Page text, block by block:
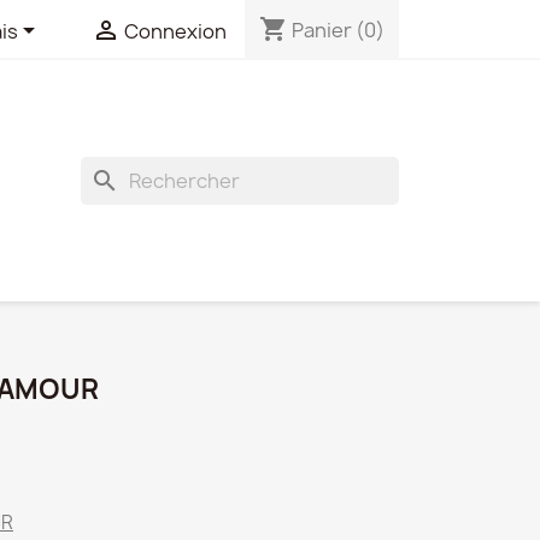
  Connexion shopping_cart Panier (0)
search